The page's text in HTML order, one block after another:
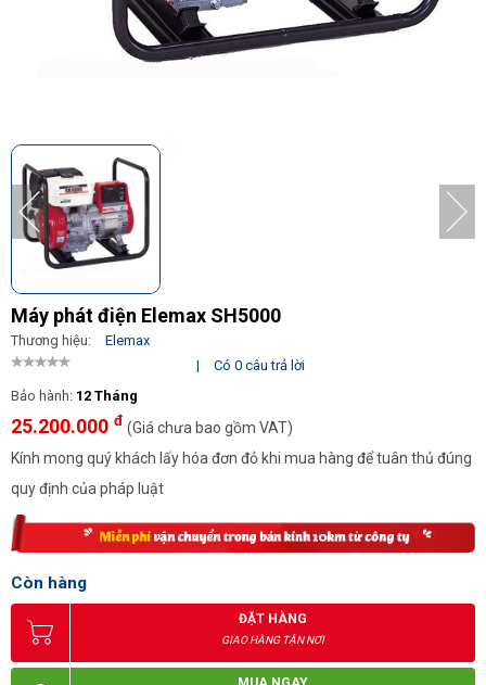
Máy phát điện Elemax SH5000
Thương hiệu:
Elemax
|
Có 0 câu trả lời
Bảo hành: 12 Tháng
25.200.000 đ (Giá chưa bao gồm VAT)
Kính mong quý khách lấy hóa đơn đỏ khi mua hàng để tuân thủ đúng
quy định của pháp luật
Còn hàng
ĐẶT HÀNG
GIAO HÀNG TẬN NƠI